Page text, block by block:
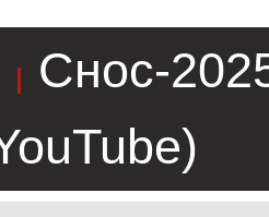
|
Снос-